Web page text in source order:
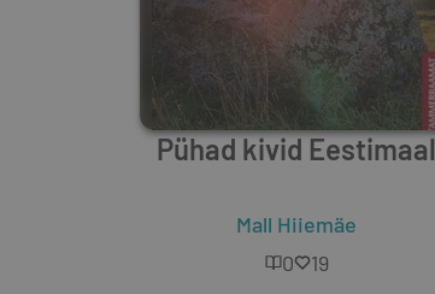
Pühad kivid Eestimaal
Mall Hiiemäe
0
19